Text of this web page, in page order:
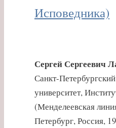
Исповедника)
Сергей Сергеевич
Санкт-
университет,
(Менделеевская
Петербург, Россия,